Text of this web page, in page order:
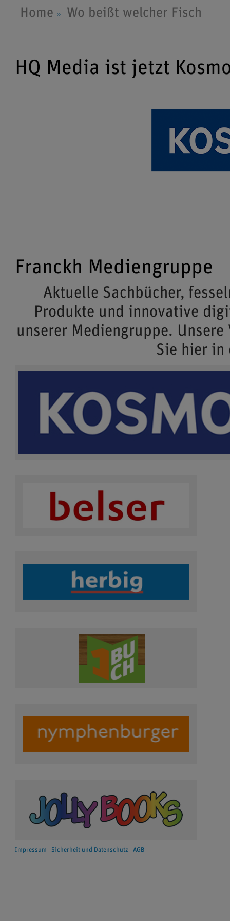
Home Wo beißt welcher Fisch
HQ Media ist jetzt
Franckh Mediengruppe
Aktuelle Sachbücher,
Produkte und innovative
unserer Mediengruppe.
Sie hier in
Impressum Sicherheit und Datenschutz AGB